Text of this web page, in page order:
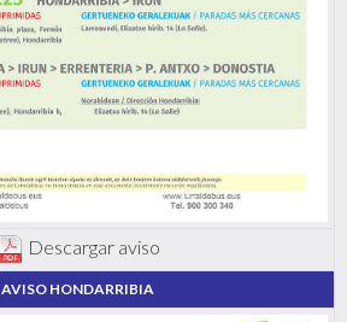
Descargar aviso
AVISO HONDARRIBIA